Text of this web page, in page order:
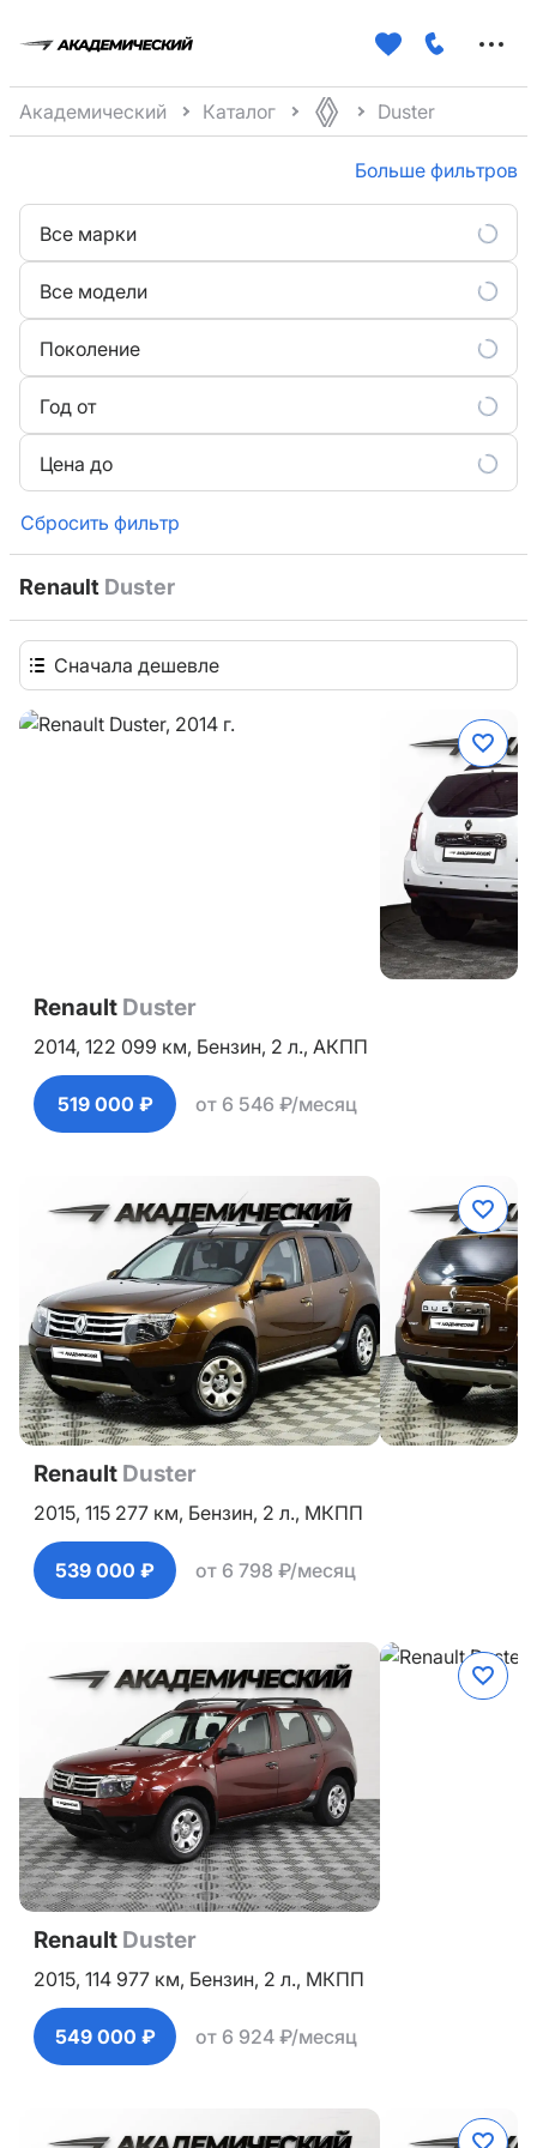
Академический Каталог Duster
Больше фильтров
Все марки
Все модели
Поколение
Год от
Цена до
Сбросить фильтр
Renault Duster
Сначала дешевле
Renault Duster
2014, 122 099 км, Бензин, 2 л., АКПП
519 000 ₽ от 6 546 ₽/месяц
Renault Duster
2015, 115 277 км, Бензин, 2 л., МКПП
539 000 ₽ от 6 798 ₽/месяц
Renault Duster
2015, 114 977 км, Бензин, 2 л., МКПП
549 000 ₽ от 6 924 ₽/месяц